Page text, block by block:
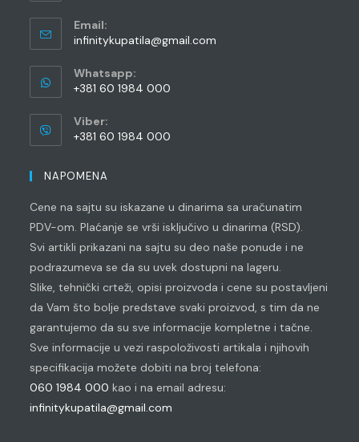
in
your
application
Email:
infinitykupatila@gmail.com
Whatsapp:
+381 60 1984 000
in
your
Viber:
+381 60 1984 000
in
application
NAPOMENA
Cene na sajtu su iskazane u dinarima sa uračunatim
PDV-om. Plaćanje se vrši isključivo u dinarima (RSD).
Svi artikli prikazani na sajtu su deo naše ponude i ne
podrazumeva se da su uvek dostupni na lageru.
Slike, tehnički crteži, opisi proizvoda i cene su postavljeni
da Vam što bolje predstave svaki proizvod, s tim da ne
garantujemo da su sve informacije kompletne i tačne.
Sve informacije u vezi raspoloživosti artikala i njihovih
specifikacija možete dobiti na broj telefona:
060 1984 000 kao i na email adresu:
infinitykupatila@gmail.com